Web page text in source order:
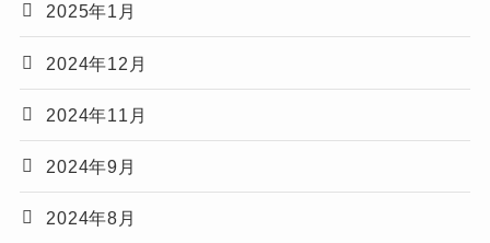
2025年1月
2024年12月
2024年11月
2024年9月
2024年8月